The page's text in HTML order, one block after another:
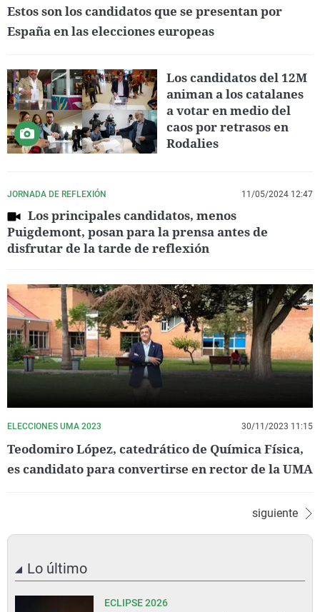
Estos son los candidatos que se presentan por
España en las elecciones europeas
Los candidatos del 12M
animan a los catalanes
a votar en medio del
caos por retrasos en
Rodalies
JORNADA DE REFLEXIÓN 11/05/2024 12:47
Los principales candidatos, menos
Puigdemont, posan para la prensa antes de
disfrutar de la tarde de reflexión
ELECCIONES UMA 2023 30/11/2023 11:15
Teodomiro López, catedrático de Química Física,
es candidato para convertirse en rector de la UMA
siguiente
Lo último
ECLIPSE 2026